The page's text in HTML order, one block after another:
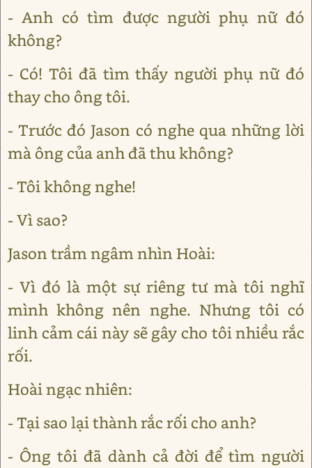
- Anh có tìm được người phụ nữ đó
không?
- Có! Tôi đã tìm thấy người phụ nữ đó
thay cho ông tôi.
- Trước đó Jason có nghe qua những lời
mà ông của anh đã thu không?
- Tôi không nghe!
- Vì sao?
Jason trầm ngâm nhìn Hoài:
- Vì đó là một sự riêng tư mà tôi nghĩ
mình không nên nghe. Nhưng tôi có
linh cảm cái này sẽ gây cho tôi nhiều rắc
rối.
Hoài ngạc nhiên:
- Tại sao lại thành rắc rối cho anh?
- Ông tôi đã dành cả đời để tìm người